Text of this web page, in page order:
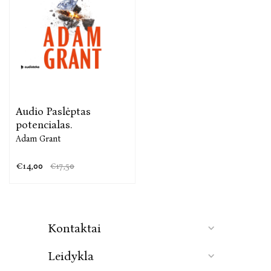
Nacionalinio mokslo fondo apdovanojimai už
išskirtinius mokslinius pasiekimus. Grantas baigė
Harvardo universitetą, o Mičigano universitete įgijo
daktaro laipsnį, be to, jis yra buvęs jaunių olimpinių
žaidynių tramplino šuolininku. Autorius gyvena
Audio Paslėptas
potencialas.
Adam Grant
€14,00 €17,50
Kontaktai
Leidykla